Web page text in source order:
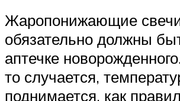
Жаропонижающие
обязательно должны
аптечке
то случается,
поднимается, как